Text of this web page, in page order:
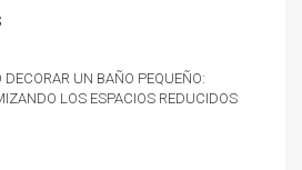
decorar un baño pequeño:
los espacios reducidos